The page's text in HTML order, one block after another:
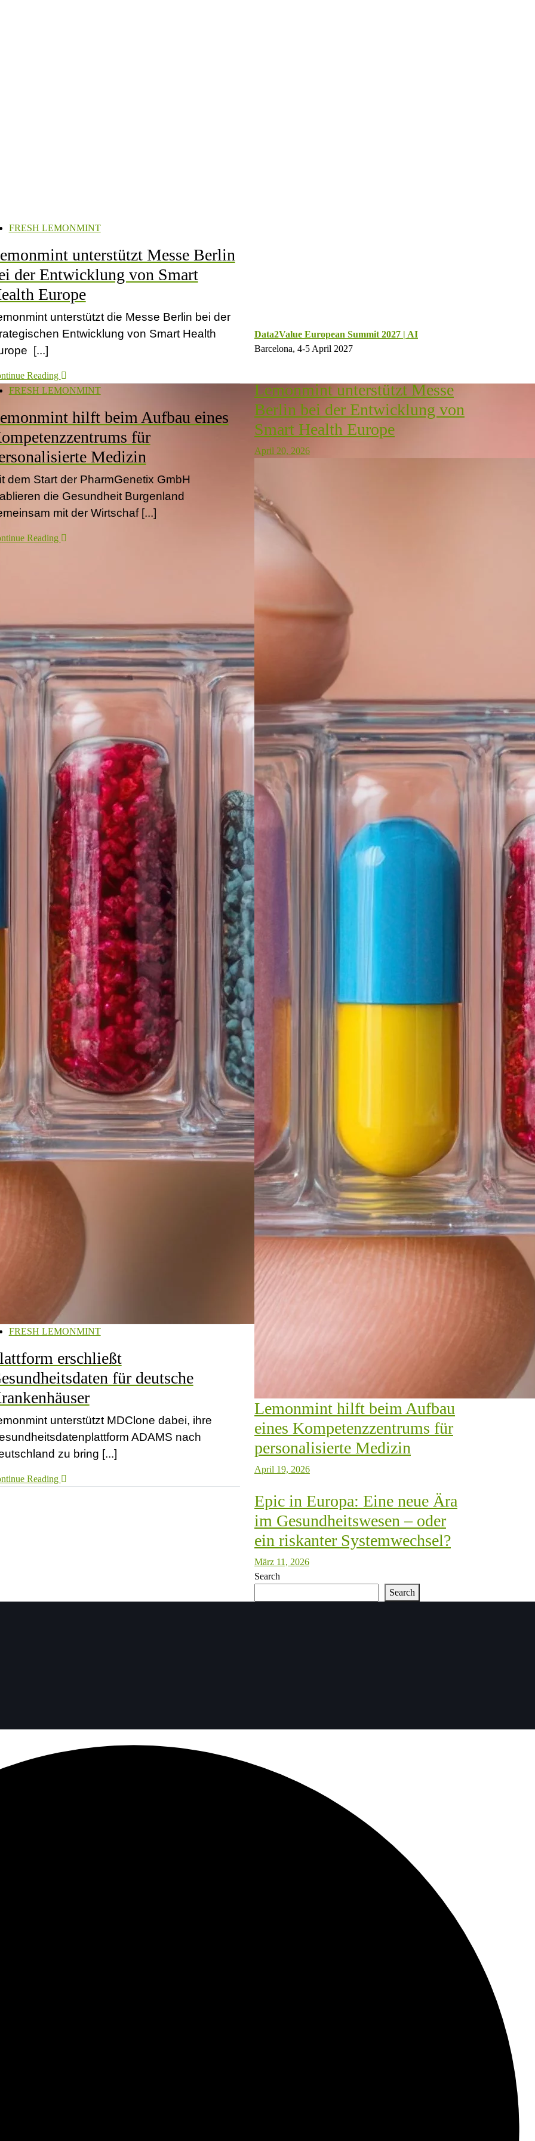
FRESH LEMONMINT
unterstützt Messe Berlin
der Entwicklung von Smart
Europe
unterstützt die Messe Berlin bei der
Entwicklung von Smart Health
[...]
Reading
FRESH LEMONMINT
hilft beim Aufbau eines
für
Medizin
dem Start der PharmGenetix GmbH
die Gesundheit Burgenland
mit der Wirtschaf [...]
Reading
FRESH LEMONMINT
erschließt
für deutsche
unterstützt MDClone dabei, ihre
ADAMS nach
zu bring [...]
Reading
Data2Value European Summit 2027 | AI
Barcelona, 4-5 April 2027
Lemonmint unterstützt Messe
Berlin bei der Entwicklung von
Smart Health Europe
April 20, 2026
Lemonmint hilft beim Aufbau
eines Kompetenzzentrums für
personalisierte Medizin
April 19, 2026
Epic in Europa: Eine neue Ära
im Gesundheitswesen – oder
ein riskanter Systemwechsel?
März 11, 2026
Search
Search